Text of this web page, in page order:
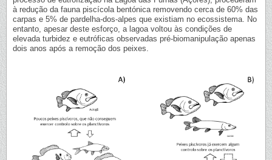
à redução da fauna piscícola bentónica removendo cerca de 60% das
carpas e 5% de pardelha-dos-alpes que existiam no ecossistema. No
entanto, apesar deste esforço, a lagoa voltou às condições de
elevada turbidez e eutróficas observadas pré-biomanipulação apenas
dois anos após a remoção dos peixes.